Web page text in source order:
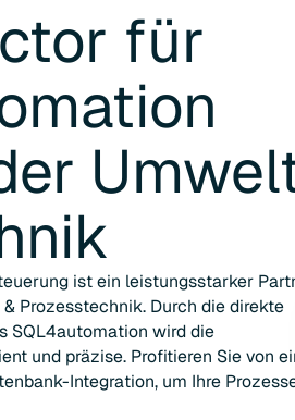
für
ist ein leistungsstarker
Prozesstechnik. Durch die direkte
SQL4automation wird die
und präzise. Profitieren Sie von
Integration, um Ihre